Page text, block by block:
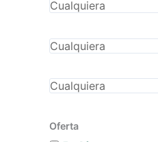
Oferta